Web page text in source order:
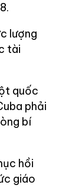
lượng
tài
quốc
phải
bí
hồi
giáo